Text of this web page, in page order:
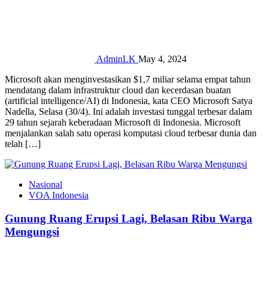
AdminLK May 4, 2024
Microsoft akan menginvestasikan $1,7 miliar selama empat tahun
mendatang dalam infrastruktur cloud dan kecerdasan buatan
(artificial intelligence/AI) di Indonesia, kata CEO Microsoft Satya
Nadella, Selasa (30/4). Ini adalah investasi tunggal terbesar dalam
29 tahun sejarah keberadaan Microsoft di Indonesia. Microsoft
menjalankan salah satu operasi komputasi cloud terbesar dunia dan
telah […]
Nasional
VOA Indonesia
Gunung Ruang Erupsi Lagi, Belasan Ribu Warga
Mengungsi